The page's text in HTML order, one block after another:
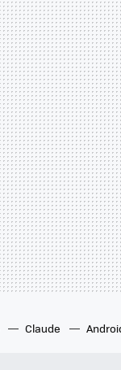
Claude